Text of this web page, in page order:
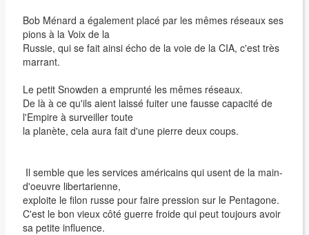
Bob Ménard a également placé par les mêmes réseaux ses
pions à la Voix de la
Russie, qui se fait ainsi écho de la voie de la CIA, c'est très
marrant.
Le petit Snowden a emprunté les mêmes réseaux.
De là à ce qu'ils aient laissé fuiter une fausse capacité de
l'Empire à surveiller toute
la planète, cela aura fait d'une pierre deux coups.
Il semble que les services américains qui usent de la main-
d'oeuvre libertarienne,
exploite le filon russe pour faire pression sur le Pentagone.
C'est le bon vieux côté guerre froide qui peut toujours avoir
sa petite influence.